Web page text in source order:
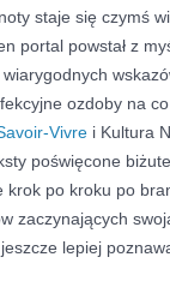
staje się czymś
portal powstał z
ozdoby na
Vivre i Kultura
poświęcone
po kroku po
zaczynających
lepiej